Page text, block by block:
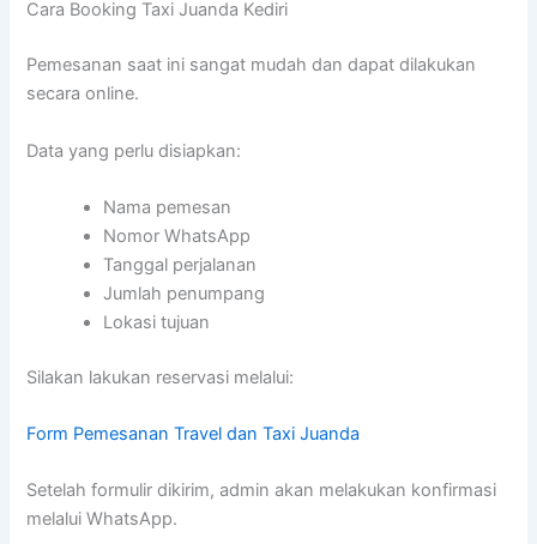
Cara Booking Taxi Juanda Kediri
Pemesanan saat ini sangat mudah dan dapat dilakukan
secara online.
Data yang perlu disiapkan:
Nama pemesan
Nomor WhatsApp
Tanggal perjalanan
Jumlah penumpang
Lokasi tujuan
Silakan lakukan reservasi melalui:
Form Pemesanan Travel dan Taxi Juanda
Setelah formulir dikirim, admin akan melakukan konfirmasi
melalui WhatsApp.